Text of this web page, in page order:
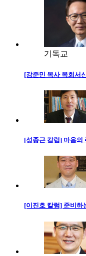
기독교
[강준민 목사 목회서
[성종근 칼럼] 마음의
[이진호 칼럼] 준비하